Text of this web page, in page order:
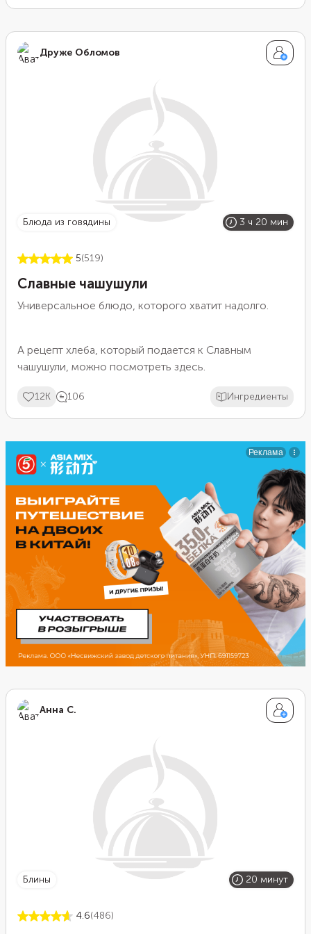
Друже Обломов
блюда из говядины 3 ч 20 мин
5(519)
Славные чашушули
Универсальное блюдо, которого хватит надолго.
А рецепт хлеба, который подается к Славным
чашушули, можно посмотреть здесь.
12K 106 Ингредиенты
Анна С.
блины 20 минут
4.6(486)